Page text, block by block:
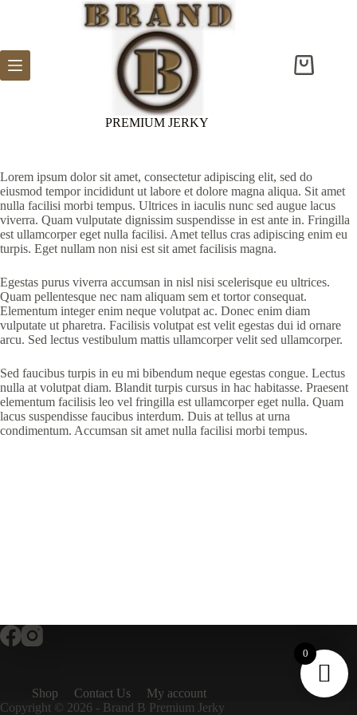
PREMIUM JERKY
Shopping
Lorem ipsum dolor sit amet, consectetur adipiscing elit, sed do
eiusmod tempor incididunt ut labore et dolore magna aliqua. Sit amet
nulla facilisi morbi tempus. Ultrices in iaculis nunc sed augue lacus
viverra. Quam vulputate dignissim suspendisse in est ante in. Fringilla
est ullamcorper eget nulla facilisi. Amet tellus cras adipiscing enim eu
turpis. Eget nullam non nisi est sit amet facilisis magna.
Egestas purus viverra accumsan in nisl nisi scelerisque eu ultrices.
Quam pellentesque nec nam aliquam sem et tortor consequat.
Elementum integer enim neque volutpat ac. Donec enim diam
vulputate ut pharetra. Facilisis volutpat est velit egestas dui id ornare
arcu. Sed lectus vestibulum mattis ullamcorper velit sed ullamcorper.
Sed faucibus turpis in eu mi bibendum neque egestas congue. Lectus
nulla at volutpat diam. Blandit turpis cursus in hac habitasse. Praesent
elementum facilisis leo vel fringilla est ullamcorper eget nulla. Quam
lacus suspendisse faucibus interdum. Duis at tellus at urna
condimentum. Accumsan sit amet nulla facilisi morbi tempus.
Shop Contact Us
My account
Copyright © 2026 - Brand B Premium Jerky
0